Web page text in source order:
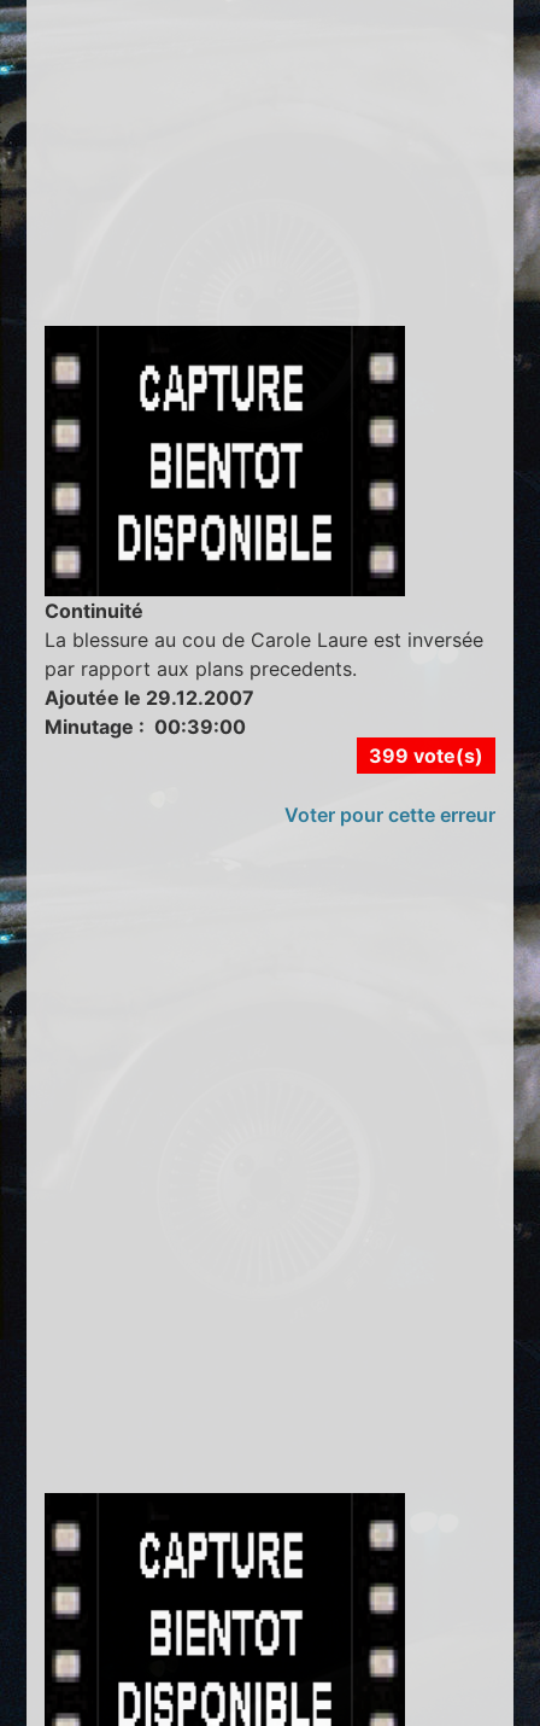
Continuité
La blessure au cou de Carole Laure est inversée
par rapport aux plans precedents.
Ajoutée le 29.12.2007
Minutage : 00:39:00
399 vote(s)
Voter pour cette erreur